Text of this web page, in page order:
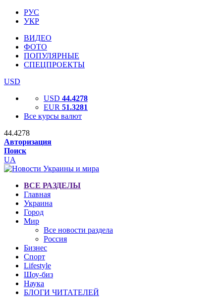
РУС
УКР
ВИДЕО
ФОТО
ПОПУЛЯРНЫЕ
СПЕЦПРОЕКТЫ
USD
USD 44.4278
EUR 51.3281
Все курсы валют
44.4278
Авторизация
Поиск
UA
ВСЕ РАЗДЕЛЫ
Главная
Украина
Город
Мир
Все новости раздела
Россия
Бизнес
Спорт
Lifestyle
Шоу-биз
Наука
БЛОГИ ЧИТАТЕЛЕЙ